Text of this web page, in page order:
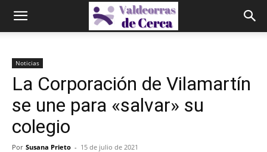
Noticias
La Corporación de Vilamartín
se une para «salvar» su
colegio
Por Susana Prieto - 15 de julio de 2021